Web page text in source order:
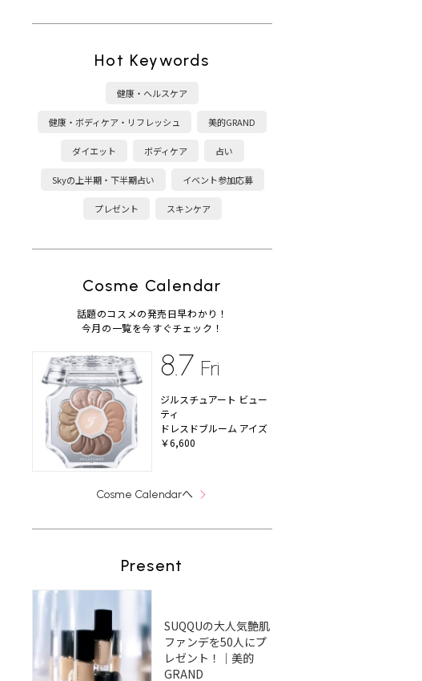
Hot Keywords
健康・ヘルスケア
健康・ボディケア・リフレッシュ 美的GRAND
ダイエット ボディケア 占い
Skyの上半期・下半期占い イベント参加応募
プレゼント スキンケア
Cosme Calendar
話題のコスメの発売日早わかり！
今月の一覧を今すぐチェック！
8.7 Fri
ジルスチュアート ビュー
ティ
ドレスドブルーム アイズ
￥6,600
Cosme Calendarへ
Present
SUQQUの大人気艶肌
ファンデを50人にプ
レゼント！｜美的
GRAND